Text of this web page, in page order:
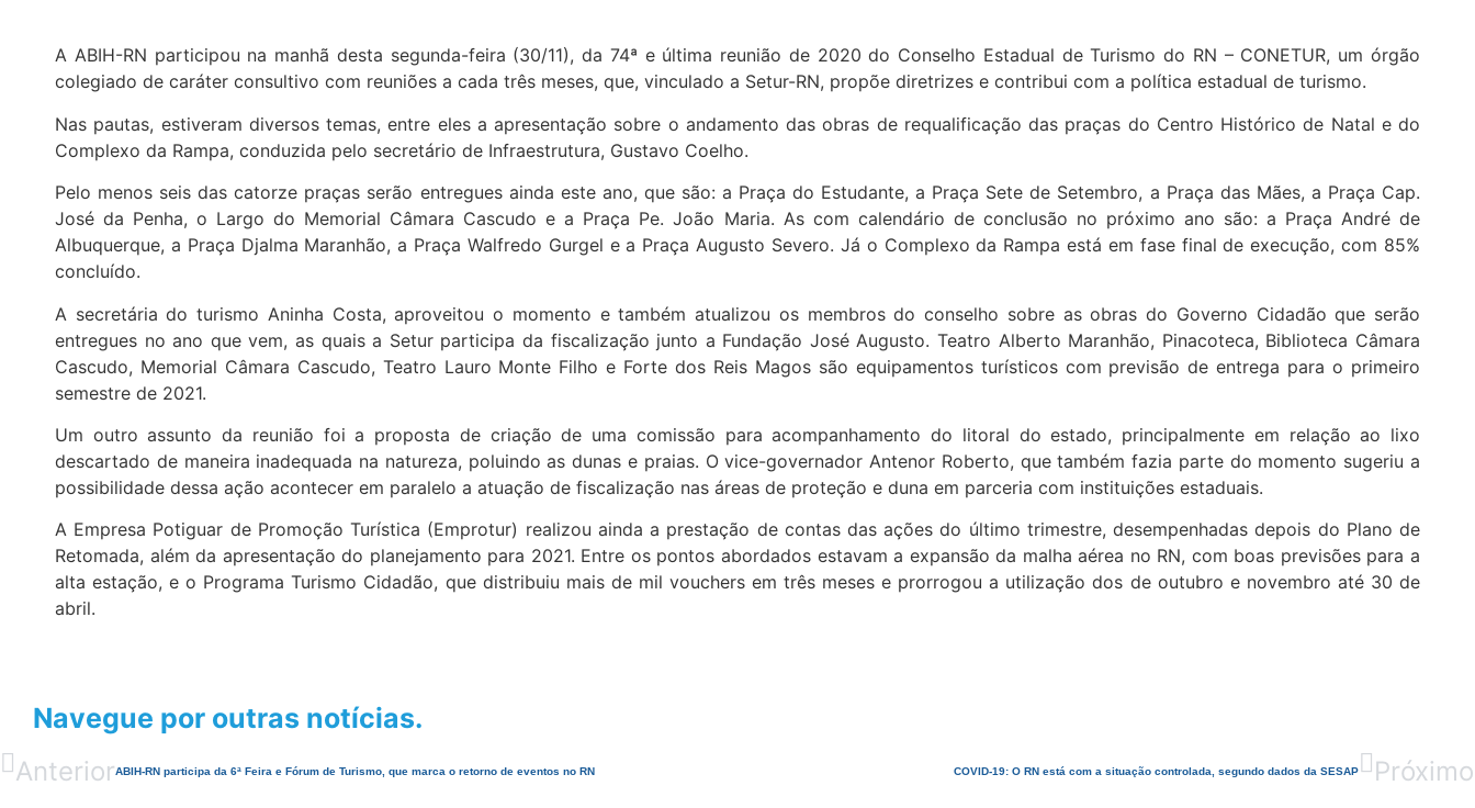
A ABIH-RN participou na manhã desta segunda-feira (30/11), da 74ª e última reunião de 2020 do Conselho Estadual de Turismo do RN – CONETUR, um órgão
colegiado de caráter consultivo com reuniões a cada três meses, que, vinculado a Setur-RN, propõe diretrizes e contribui com a política estadual de turismo.
Nas pautas, estiveram diversos temas, entre eles a apresentação sobre o andamento das obras de requalificação das praças do Centro Histórico de Natal e do
Complexo da Rampa, conduzida pelo secretário de Infraestrutura, Gustavo Coelho.
Pelo menos seis das catorze praças serão entregues ainda este ano, que são: a Praça do Estudante, a Praça Sete de Setembro, a Praça das Mães, a Praça Cap.
José da Penha, o Largo do Memorial Câmara Cascudo e a Praça Pe. João Maria. As com calendário de conclusão no próximo ano são: a Praça André de
Albuquerque, a Praça Djalma Maranhão, a Praça Walfredo Gurgel e a Praça Augusto Severo. Já o Complexo da Rampa está em fase final de execução, com 85%
concluído.
A secretária do turismo Aninha Costa, aproveitou o momento e também atualizou os membros do conselho sobre as obras do Governo Cidadão que serão
entregues no ano que vem, as quais a Setur participa da fiscalização junto a Fundação José Augusto. Teatro Alberto Maranhão, Pinacoteca, Biblioteca Câmara
Cascudo, Memorial Câmara Cascudo, Teatro Lauro Monte Filho e Forte dos Reis Magos são equipamentos turísticos com previsão de entrega para o primeiro
semestre de 2021.
Um outro assunto da reunião foi a proposta de criação de uma comissão para acompanhamento do litoral do estado, principalmente em relação ao lixo
descartado de maneira inadequada na natureza, poluindo as dunas e praias. O vice-governador Antenor Roberto, que também fazia parte do momento sugeriu a
possibilidade dessa ação acontecer em paralelo a atuação de fiscalização nas áreas de proteção e duna em parceria com instituições estaduais.
A Empresa Potiguar de Promoção Turística (Emprotur) realizou ainda a prestação de contas das ações do último trimestre, desempenhadas depois do Plano de
Retomada, além da apresentação do planejamento para 2021. Entre os pontos abordados estavam a expansão da malha aérea no RN, com boas previsões para a
alta estação, e o Programa Turismo Cidadão, que distribuiu mais de mil vouchers em três meses e prorrogou a utilização dos de outubro e novembro até 30 de
abril.
Navegue por outras notícias.
AnteriorABIH-RN participa da 6ª Feira e Fórum de Turismo, que marca o retorno de eventos no RN COVID-19: O RN está com a situação controlada, segundo dados da SESAP Próximo